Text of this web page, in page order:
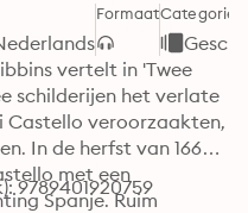
FormaatCategorie
vertelt in 'Twee
schilderijen het verlate
Castello veroorzaakten,
In de herfst van 1667
met een
Spanje. Ruim
9789401920759